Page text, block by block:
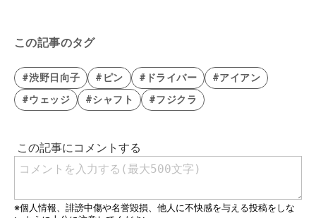
この記事のタグ
#渋野日向子 #ピン #ドライバー
#アイアン
#ウェッジ
#シャフト #フジクラ